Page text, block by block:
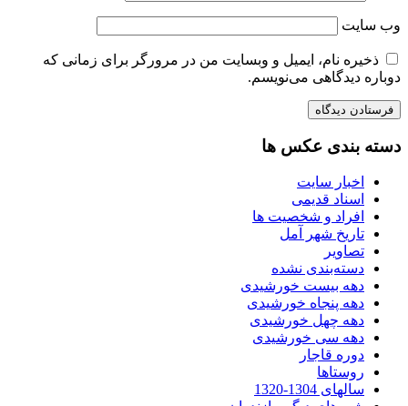
وب‌ سایت
ذخیره نام، ایمیل و وبسایت من در مرورگر برای زمانی که
دوباره دیدگاهی می‌نویسم.
دسته بندی عکس ها
اخبار سایت
اسناد قدیمی
افراد و شخصیت ها
تاریخ شهر آمل
تصاویر
دسته‌بندی نشده
دهه بیست خورشیدی
دهه پنجاه خورشیدی
دهه چهل خورشیدی
دهه سی خورشیدی
دوره قاجار
روستاها
سالهای 1304-1320